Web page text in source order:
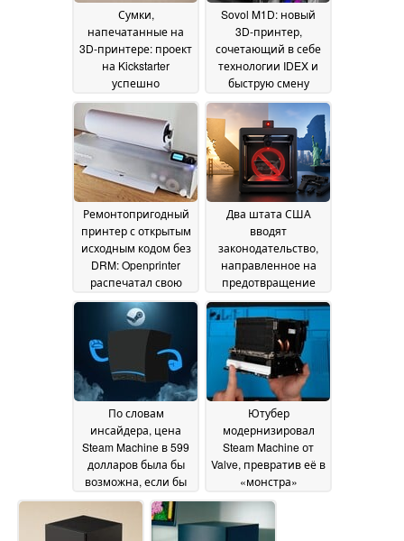
Сумки,
напечатанные на
3D-принтере: проект
на Kickstarter
успешно
профинансирован01
August 2026
Sovol M1D: новый
3D-принтер,
сочетающий в себе
технологии IDEX и
быструю смену
инструментов30 July
2026
Ремонтопригодный
принтер с открытым
исходным кодом без
DRM: Openprinter
распечатал свою
первую страницу16
July 2026
Два штата США
вводят
законодательство,
направленное на
предотвращение
производства
оружия с помощью
3D-принтеров12 July
2026
По словам
инсайдера, цена
Steam Machine в 599
долларов была бы
возможна, если бы
Valve справилась с
проблемой нехватки
28 June 2026
Ютубер
модернизировал
Steam Machine от
Valve, превратив её в
«монстра»
стоимостью более
ГБ оперативной